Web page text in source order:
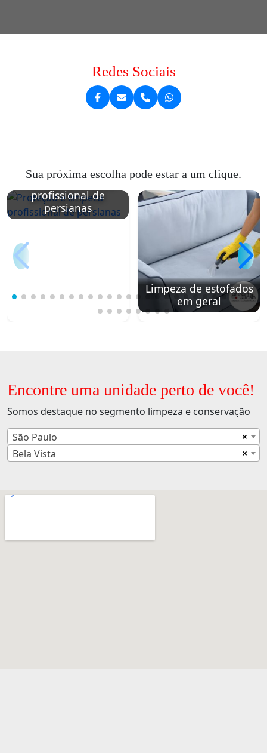
Redes Sociais
Sua próxima escolha pode estar a um clique.
Proteção e limpeza
profissional de
persianas
Limpeza de estofados
em geral
Encontre uma unidade perto de você!
Somos destaque no segmento limpeza e conservação
×
São Paulo
×
Bela Vista